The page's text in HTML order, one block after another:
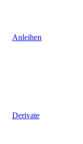
Anleihen
Derivate